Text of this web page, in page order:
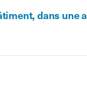
dans une